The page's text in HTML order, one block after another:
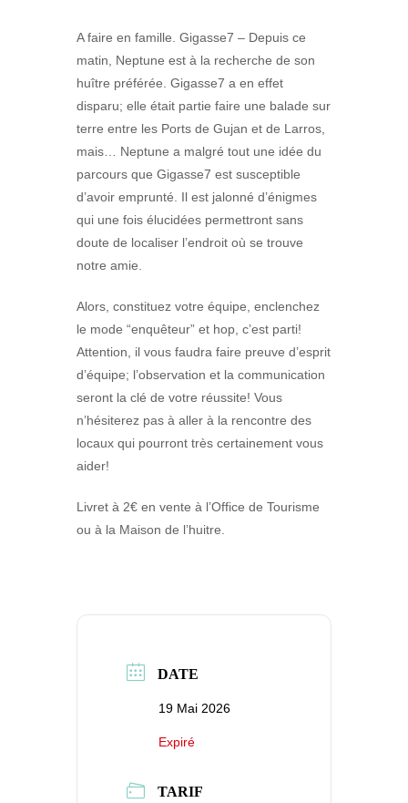
A faire en famille. Gigasse7 – Depuis ce
matin, Neptune est à la recherche de son
huître préférée. Gigasse7 a en effet
disparu; elle était partie faire une balade sur
terre entre les Ports de Gujan et de Larros,
mais… Neptune a malgré tout une idée du
parcours que Gigasse7 est susceptible
d’avoir emprunté. Il est jalonné d’énigmes
qui une fois élucidées permettront sans
doute de localiser l’endroit où se trouve
notre amie.
Alors, constituez votre équipe, enclenchez
le mode “enquêteur” et hop, c’est parti!
Attention, il vous faudra faire preuve d’esprit
d’équipe; l’observation et la communication
seront la clé de votre réussite! Vous
n’hésiterez pas à aller à la rencontre des
locaux qui pourront très certainement vous
aider!
Livret à 2€ en vente à l’Office de Tourisme
ou à la Maison de l’huitre.
DATE
19 Mai 2026
Expiré
TARIF